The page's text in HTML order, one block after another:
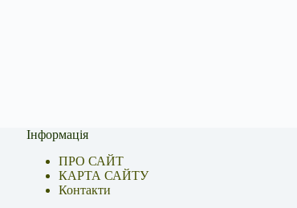
Інформація
ПРО САЙТ
КАРТА САЙТУ
Контакти